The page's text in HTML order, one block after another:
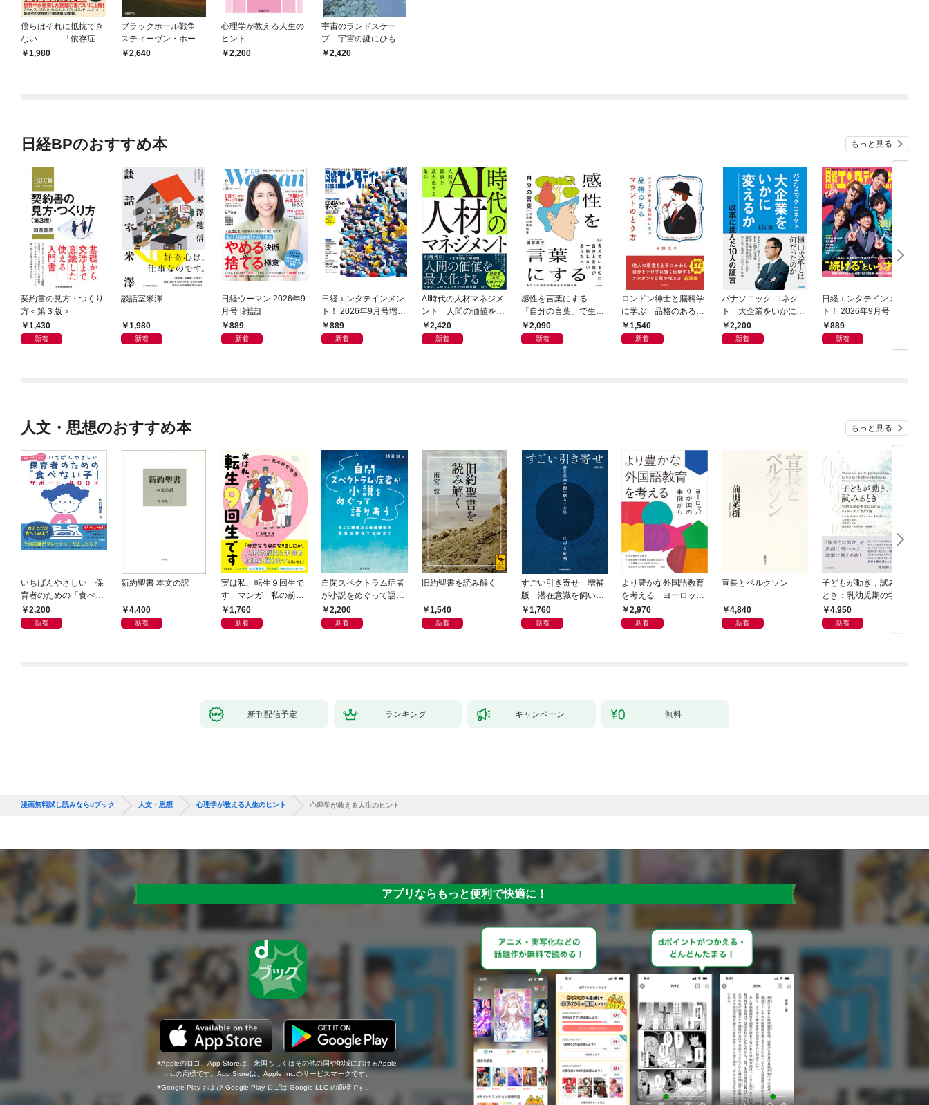
僕らはそれに抵抗でき
ない―――「依存症ビ
ジネス」のつくられか
1,980
ブラックホール戦争
スティーヴン・ホーキ
ングとの２０年越しの
2,640
心理学が教える人生の
ヒント
2,200
宇宙のランドスケー
プ 宇宙の謎にひも理
論が答えを出す
2,420
日経BPのおすすめ本 もっと見る
契約書の見方・つくり
方＜第３版＞
1,430
新着
談話室米澤
1,980
新着
日経ウーマン 2026年9
月号 [雑誌]
889
新着
日経エンタテインメン
ト！ 2026年9月号増刊
【表紙：EBiDAN】
889
新着
AI時代の人材マネジメ
ント 人間の価値を最
大化する条件
2,420
新着
感性を言葉にする
「自分の言葉」で生き
るための教科書
2,090
新着
ロンドン紳士と脳科学
に学ぶ 品格のあるマ
ウントのとり方
1,540
新着
パナソニック コネク
ト 大企業をいかに変
えるか
2,200
新着
日経エンタテインメン
ト！ 2026年9月号 [雑
誌]889
新着
人文・思想のおすすめ本 もっと見る
いちばんやさしい 保
育者のための「食べな
い子」サポートＢＯＯ
Ｋ 偏食・少食のお悩
2,200
新着
新約聖書 本文の訳
4,400
新着
実は私、転生９回生で
す マンガ 私の前世
物語1,760
新着
自閉スペクトラム症者
が小説をめぐって語り
あう2,200
新着
旧約聖書を読み解く
1,540
新着
すごい引き寄せ 増補
版 潜在意識を飼い馴
らす方法
1,760
新着
より豊かな外国語教育
を考える ヨーロッパ
9か国の事例から
2,970
新着
宣長とベルクソン
4,840
新着
子どもが動き，試みる
とき：乳幼児期の学び
におけるドゥルーズ／
ガタリ論
4,950
新着
新刊配信予定 ランキング キャンペーン 無料
漫画無料試し読みならdブック 人文・思想 心理学が教える人生のヒント 心理学が教える人生のヒント
アプリならもっと便利で快適に！
Appleのロゴ、App Storeは、米国もしくはその他の国や地域におけるApple
Inc.の商標です。App Storeは、Apple Inc.のサービスマークです。
Google Play および Google Play ロゴは Google LLC の商標です。